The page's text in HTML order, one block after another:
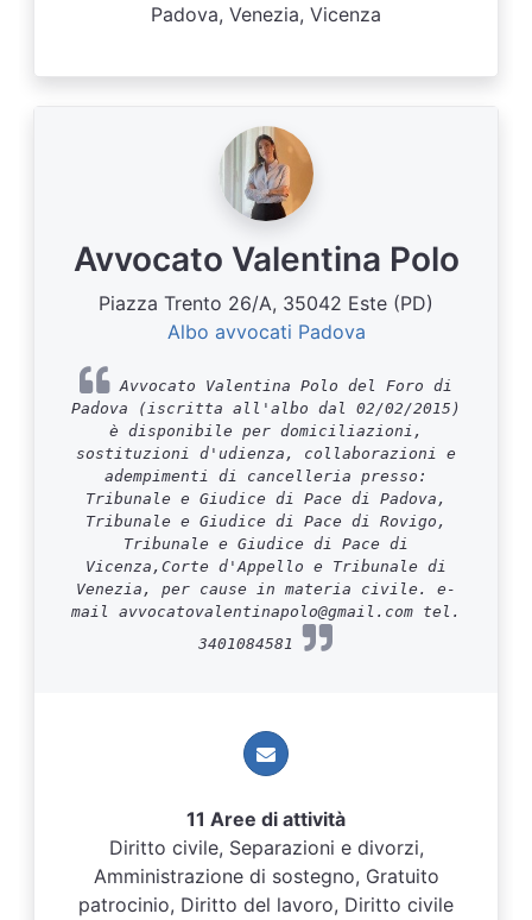
Padova, Venezia, Vicenza
Avvocato Valentina Polo
Piazza Trento 26/A, 35042 Este (PD)
Albo avvocati Padova
Avvocato Valentina Polo del Foro di
Padova (iscritta all'albo dal 02/02/2015)
è disponibile per domiciliazioni,
sostituzioni d'udienza, collaborazioni e
adempimenti di cancelleria presso:
Tribunale e Giudice di Pace di Padova,
Tribunale e Giudice di Pace di Rovigo,
Tribunale e Giudice di Pace di
Vicenza,Corte d'Appello e Tribunale di
Venezia, per cause in materia civile. e-
mail avvocatovalentinapolo@gmail.com tel.
3401084581
11 Aree di attività
Diritto civile, Separazioni e divorzi,
Amministrazione di sostegno, Gratuito
patrocinio, Diritto del lavoro, Diritto civile